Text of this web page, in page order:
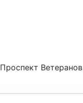
Ветеранов